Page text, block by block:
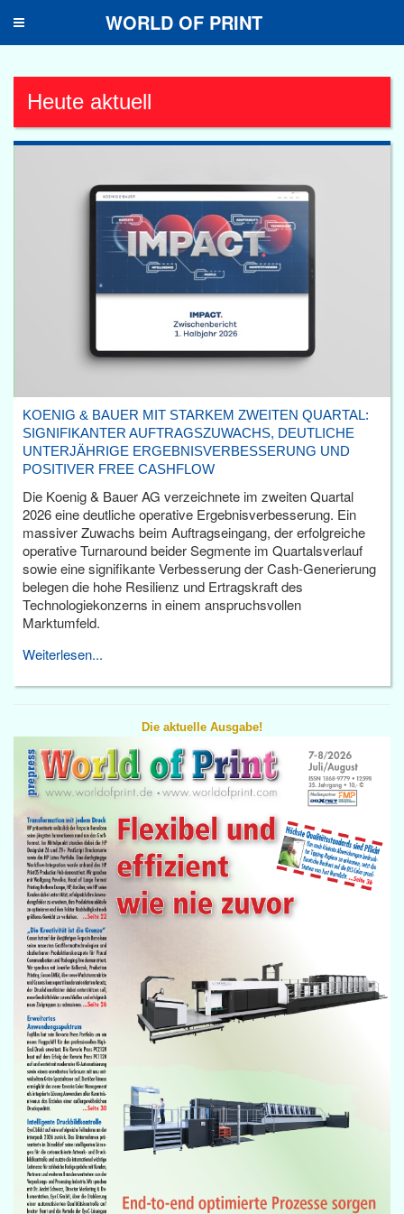
Toggle
WORLD OF PRINT
Heute aktuell
KOENIG & BAUER MIT STARKEM ZWEITEN QUARTAL:
SIGNIFIKANTER AUFTRAGSZUWACHS, DEUTLICHE
UNTERJÄHRIGE ERGEBNISVERBESSERUNG UND
POSITIVER FREE CASHFLOW
Die Koenig & Bauer AG verzeichnete im zweiten Quartal
2026 eine deutliche operative Ergebnisverbesserung. Ein
massiver Zuwachs beim Auftragseingang, der erfolgreiche
operative Turnaround beider Segmente im Quartalsverlauf
sowie eine signifikante Verbesserung der Cash-Generierung
belegen die hohe Resilienz und Ertragskraft des
Technologiekonzerns in einem anspruchsvollen
Marktumfeld.
Weiterlesen...
Die aktuelle Ausgabe!